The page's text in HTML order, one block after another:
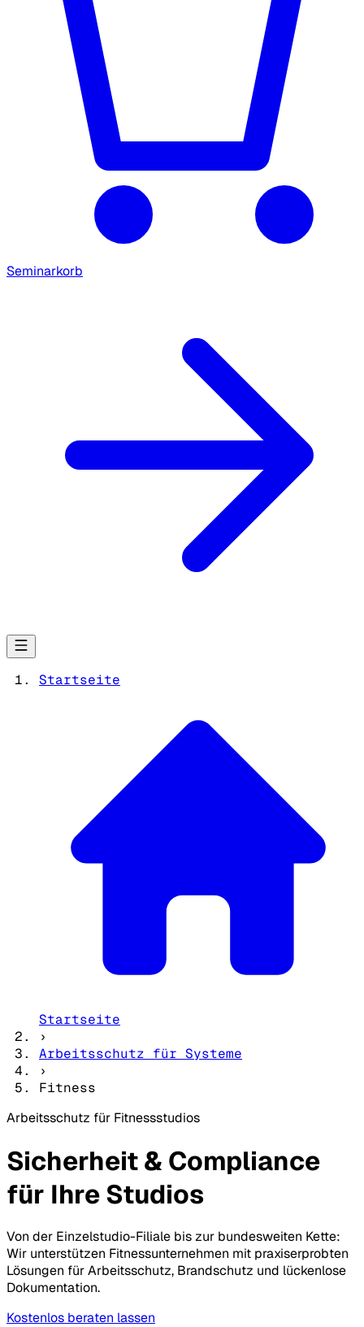
Seminarkorb
Startseite
Startseite
›
Arbeitsschutz für Systeme
›
Fitness
Arbeitsschutz für Fitnessstudios
Sicherheit & Compliance
für Ihre Studios
Von der Einzelstudio-Filiale bis zur bundesweiten Kette:
Wir unterstützen Fitnessunternehmen mit praxiserprobten
Lösungen für Arbeitsschutz, Brandschutz und lückenlose
Dokumentation.
Kostenlos beraten lassen